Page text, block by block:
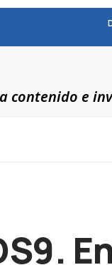
contenido e